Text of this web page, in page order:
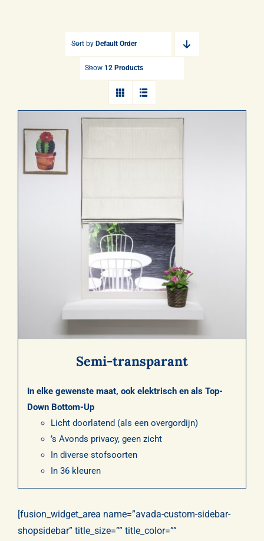
Opmeten & Instructies
Sort by Default Order
Show 12 Products
Semi-transparant
In elke gewenste maat, ook elektrisch en als Top-
Down Bottom-Up
Licht doorlatend (als een overgordijn)
’s Avonds privacy, geen zicht
In diverse stofsoorten
In 36 kleuren
[fusion_widget_area name=”avada-custom-sidebar-
shopsidebar” title_size=”” title_color=””